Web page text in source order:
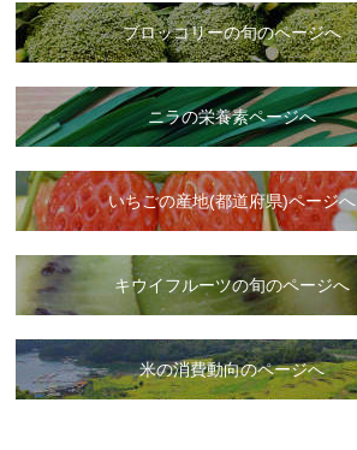
ブロッコリーの旬のページへ
ニラの栄養素ページへ
いちごの産地(都道府県)ページへ
キウイフルーツの旬のページへ
米の消費動向のページへ